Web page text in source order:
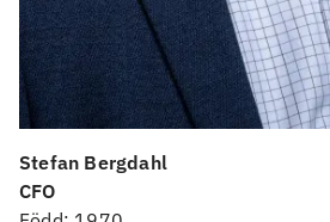
Stefan Bergdahl
CFO